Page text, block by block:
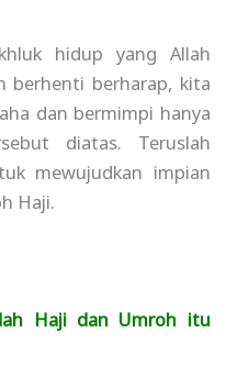
hidup yang Allah
berhenti berharap, kita
dan bermimpi hanya
diatas. Teruslah
mewujudkan impian
Haji.
Haji dan Umroh itu